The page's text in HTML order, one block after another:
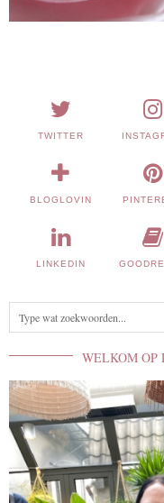
TWITTER
BLOGLOVIN
LINKEDIN
WELKOM OP